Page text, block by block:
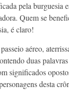
pela burguesia
Quem se
é claro!
aéreo,
duas
significados
desta